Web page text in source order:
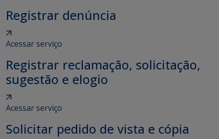
Registrar denúncia
Acessar serviço
Registrar reclamação, solicitação,
sugestão e elogio
Acessar serviço
Solicitar pedido de vista e cópia